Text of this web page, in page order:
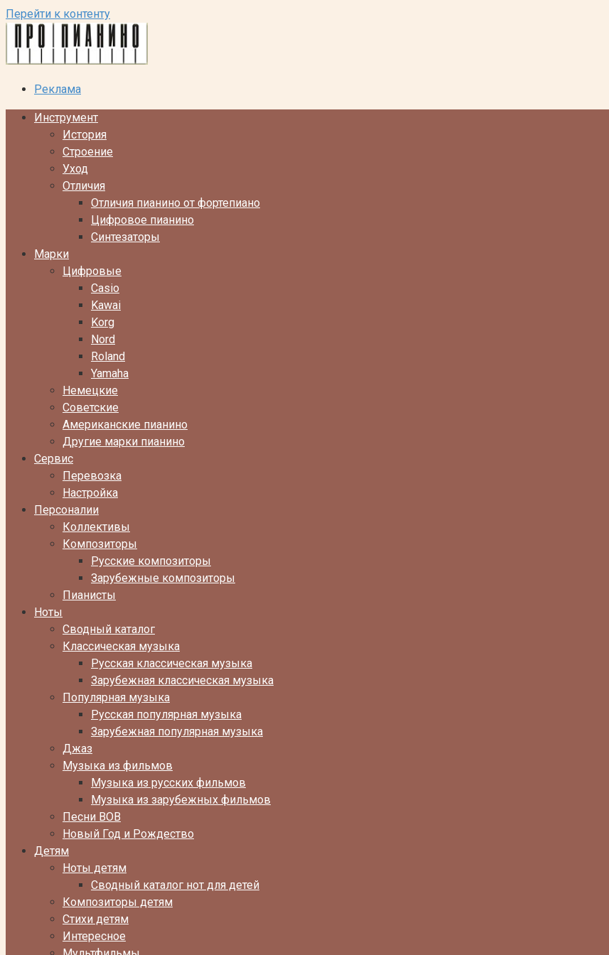
Перейти к контенту
Реклама
Инструмент
История
Строение
Уход
Отличия
Отличия пианино от фортепиано
Цифровое пианино
Синтезаторы
Марки
Цифровые
Casio
Kawai
Korg
Nord
Roland
Yamaha
Немецкие
Советские
Американские пианино
Другие марки пианино
Сервис
Перевозка
Настройка
Персоналии
Коллективы
Композиторы
Русские композиторы
Зарубежные композиторы
Пианисты
Ноты
Сводный каталог
Классическая музыка
Русская классическая музыка
Зарубежная классическая музыка
Популярная музыка
Русская популярная музыка
Зарубежная популярная музыка
Джаз
Музыка из фильмов
Музыка из русских фильмов
Музыка из зарубежных фильмов
Песни ВОВ
Новый Год и Рождество
Детям
Ноты детям
Сводный каталог нот для детей
Композиторы детям
Стихи детям
Интересное